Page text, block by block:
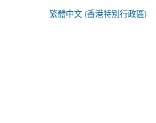
繁體中文 (香港特別行政區)